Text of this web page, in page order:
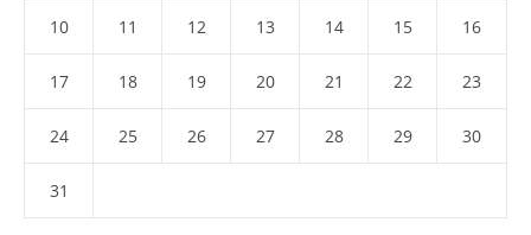
10 11 12 13 14 15 16
17 18 19 20 21 22 23
24 25 26 27 28 29 30
31